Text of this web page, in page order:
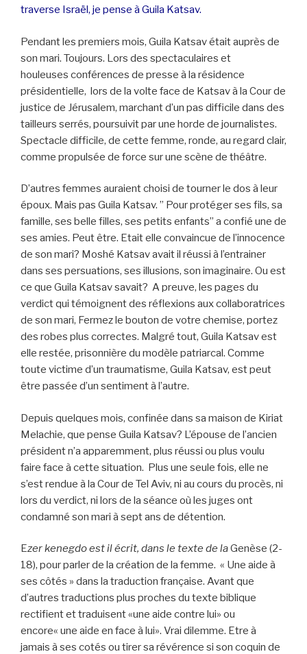
traverse Israël, je pense à Guila Katsav.
Pendant les premiers mois, Guila Katsav était auprès de
son mari. Toujours. Lors des spectaculaires et
houleuses conférences de presse à la résidence
présidentielle, lors de la volte face de Katsav à la Cour de
justice de Jérusalem, marchant d’un pas difficile dans des
tailleurs serrés, poursuivit par une horde de journalistes.
Spectacle difficile, de cette femme, ronde, au regard clair,
comme propulsée de force sur une scène de théâtre.
D’autres femmes auraient choisi de tourner le dos à leur
époux. Mais pas Guila Katsav. ” Pour protéger ses fils, sa
famille, ses belle filles, ses petits enfants” a confié une de
ses amies. Peut être. Etait elle convaincue de l’innocence
de son mari? Moshé Katsav avait il réussi à l’entrainer
dans ses persuations, ses illusions, son imaginaire. Ou est
ce que Guila Katsav savait? A preuve, les pages du
verdict qui témoignent des réflexions aux collaboratrices
de son mari, Fermez le bouton de votre chemise, portez
des robes plus correctes. Malgré tout, Guila Katsav est
elle restée, prisonnière du modèle patriarcal. Comme
toute victime d’un traumatisme, Guila Katsav, est peut
être passée d’un sentiment à l’autre.
Depuis quelques mois, confinée dans sa maison de Kiriat
Melachie, que pense Guila Katsav? L’épouse de l’ancien
président n’a apparemment, plus réussi ou plus voulu
faire face à cette situation. Plus une seule fois, elle ne
s’est rendue à la Cour de Tel Aviv, ni au cours du procès, ni
lors du verdict, ni lors de la séance où les juges ont
condamné son mari à sept ans de détention.
Ezer kenegdo est il écrit, dans le texte de laGenèse (2-
18), pour parler de la création de la femme. « Une aide à
ses côtés » dans la traduction française. Avant que
d’autres traductions plus proches du texte biblique
rectifient et traduisent «une aide contre lui» ou
encore« une aide en face à lui». Vrai dilemme. Etre à
jamais à ses cotés ou tirer sa révérence si son coquin de